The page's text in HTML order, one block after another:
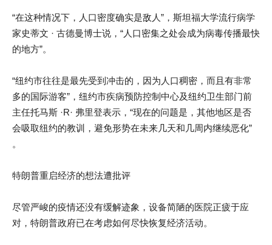
“在这种情况下，人口密度确实是敌人”，斯坦福大学流行病学
家史蒂文 · 古德曼博士说，“人口密集之处会成为病毒传播最快
的地方”。
“纽约市往往是最先受到冲击的，因为人口稠密，而且有非常
多的国际游客”，纽约市疾病预防控制中心及纽约卫生部门前
主任托马斯 ·R· 弗里登表示，“现在的问题是，其他地区是否
会吸取纽约的教训，避免形势在未来几天和几周内继续恶化”
。
特朗普重启经济的想法遭批评
尽管严峻的疫情还没有缓解迹象，设备简陋的医院正疲于应
对，特朗普政府已在考虑如何尽快恢复经济活动。